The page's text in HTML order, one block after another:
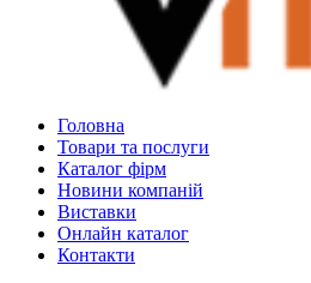
Головна
Товари та послуги
Каталог фірм
Новини компаній
Виставки
Онлайн каталог
Контакти